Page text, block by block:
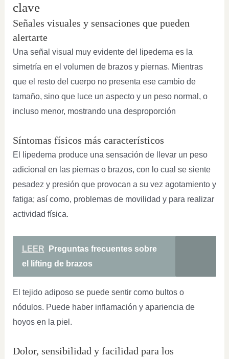
clave
Señales visuales y sensaciones que pueden
alertarte
Una señal visual muy evidente del lipedema es la
simetría en el volumen de brazos y piernas. Mientras
que el resto del cuerpo no presenta ese cambio de
tamaño, sino que luce un aspecto y un peso normal, o
incluso menor, mostrando una desproporción
Síntomas físicos más característicos
El lipedema produce una sensación de llevar un peso
adicional en las piernas o brazos, con lo cual se siente
pesadez y presión que provocan a su vez agotamiento y
fatiga; así como, problemas de movilidad y para realizar
actividad física.
LEER
Preguntas frecuentes sobre
el lifting de brazos
El tejido adiposo se puede sentir como bultos o
nódulos. Puede haber inflamación y apariencia de
hoyos en la piel.
Dolor, sensibilidad y facilidad para los